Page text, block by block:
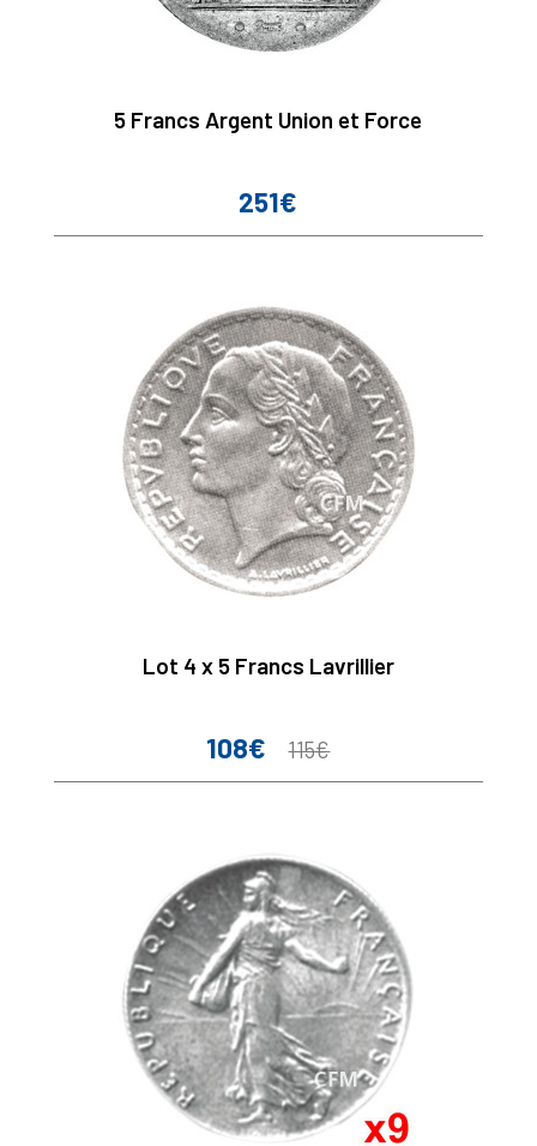
5 Francs Argent Union et Force
Prix
251€
Lot 4 x 5 Francs Lavrillier
Prix
108€
Prix
115€